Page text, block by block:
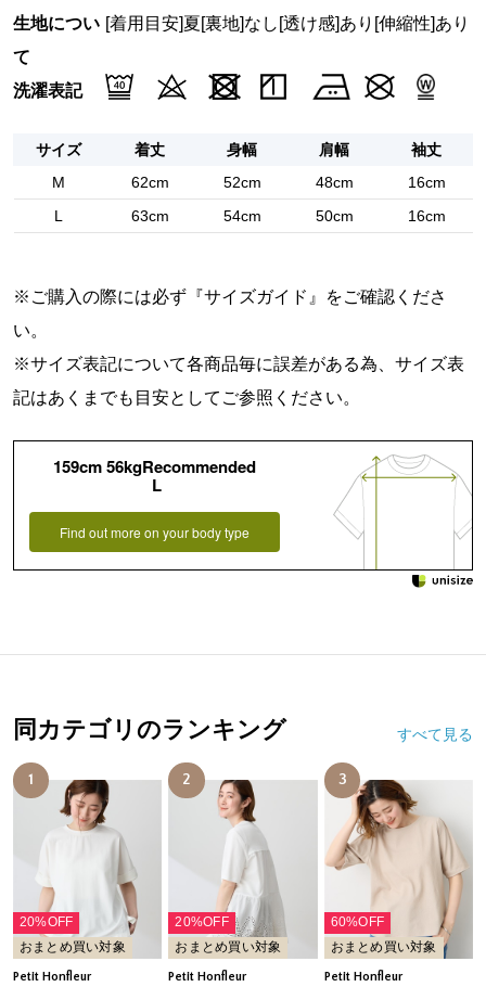
生地につい
て
[着用目安]夏[裏地]なし [透け感]あり [伸縮性]あり
洗濯表記
サイズ 着丈 身幅 肩幅
袖丈
M
62cm 52cm 48cm
16cm
L
63cm 54cm 50cm 16cm
※ご購入の際には必ず『サイズガイド 』をご確認くださ
い。
※サイズ表記について各商品毎に誤差がある為、サイズ表
記はあくまでも目安としてご参照ください。
159cm 56kgRecommended
L
Find out more on your body type
同カテゴリのランキング すべて見る
1
20%OFF
おまとめ買い対象
Petit Honfleur
2
20%OFF
おまとめ買い対象
Petit Honfleur
3
60%OFF
おまとめ買い対象
Petit Honfleur